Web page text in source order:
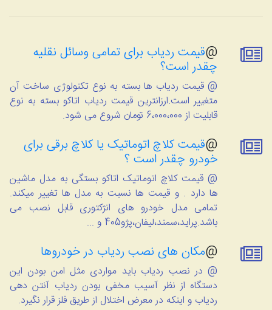
@قیمت ردیاب برای تمامی وسائل نقلیه
چقدر است؟
@ قیمت ردیاب ها بسته به نوع تکنولوژی ساخت آن
متغییر است.ارزانترین قیمت ردیاب اتاکو بسته به نوع
قابلیت از 6،000،000 تومان شروع می شود.
@قیمت کلاچ اتوماتیک یا کلاچ برقی برای
خودرو چقدر است ؟
@ قیمت کلاچ اتوماتیک اتاکو بستگی به مدل ماشین
ها دارد . و قیمت ها نسبت به مدل ها تغییر میکند.
تمامی مدل خودرو های انژکتوری قابل نصب می
باشد.پراید،سمند،لیفان،پژو405 و ...
@مکان های نصب ردیاب در خودروها
@ در نصب ردیاب باید مواردی مثل امن بودن این
دستگاه از نظر آسیب مخفی بودن ردیاب آنتن دهی
ردیاب و اینکه در معرض اختلال از طریق فلز قرار نگیرد.